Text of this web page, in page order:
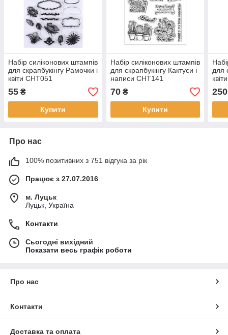
Набір силіконових штампів
для скрапбукінгу Рамочки і
квіти CHT051
55 ₴
Купити
Набір силіконових штампів
для скрапбукінгу Кактуси і
написи CHT141
70₴
Купити
для
250
Про нас
100% позитивних з 751 відгука за рік
Працює з 27.07.2016
м. Луцьк
Луцьк, Україна
Контакти
Сьогодні вихідний
Показати весь графік роботи
Про нас
Контакти
Доставка та оплата